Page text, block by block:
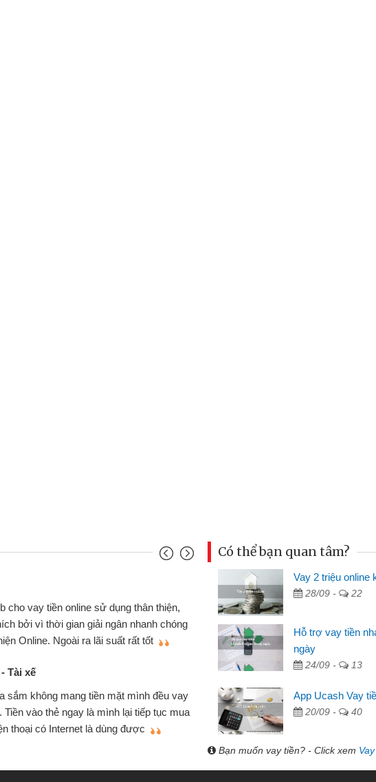
Mình cần tiền gấp nên định cầm cố chiếc xe wave
nhưng thật may đã có gói vay tiền bằng CMND online
không cần gặp mặt nên rất tiện lợi, sẽ giới thiệu cho bạn
Tôi kinh doanh buôn bán nhỏ lẻ nhiều lúc cần vốn nhập
hàng, nhờ biết đến website qua bạn bè giới thiệu tôi đã giải
quyết được công việc của mình nhanh chóng
Có thể bạn quan tâm?
Vay 2 triệu online
28/09 - 22
Hỗ trợ vay tiền
ngày
24/09 - 13
App Ucash Vay
20/09 - 40
Bạn muốn vay tiền? - Click xem